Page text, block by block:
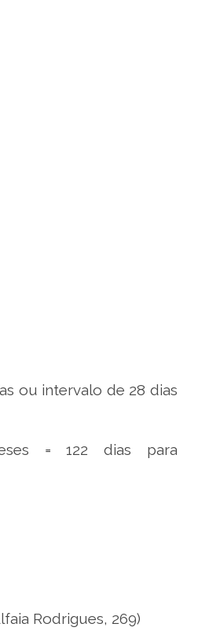
ou intervalo de 28 dias
= 122 dias para
Rodrigues, 269)